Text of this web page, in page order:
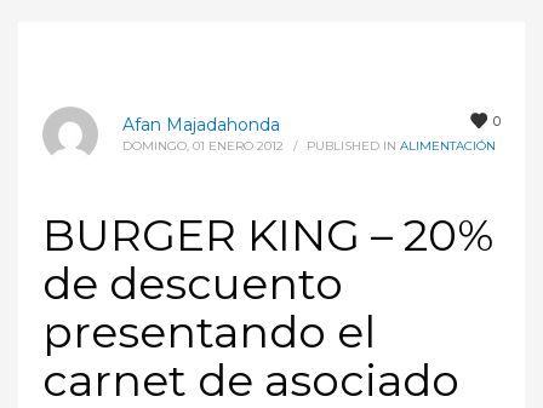
0
Afan Majadahonda
DOMINGO, 01 ENERO 2012 / PUBLISHED IN ALIMENTACIÓN
BURGER KING – 20%
de descuento
presentando el
carnet de asociado